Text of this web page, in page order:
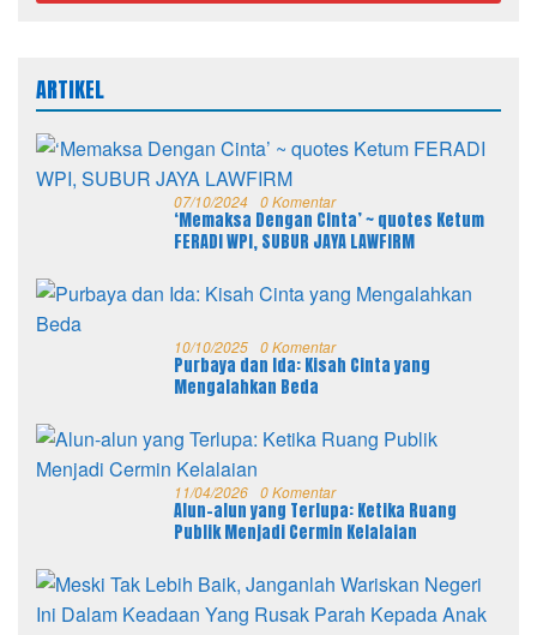
ARTIKEL
07/10/2024 0 Komentar
‘Memaksa Dengan Cinta’ ~ quotes Ketum
FERADI WPI, SUBUR JAYA LAWFIRM
10/10/2025 0 Komentar
Purbaya dan Ida: Kisah Cinta yang
Mengalahkan Beda
11/04/2026 0 Komentar
Alun-alun yang Terlupa: Ketika Ruang
Publik Menjadi Cermin Kelalaian